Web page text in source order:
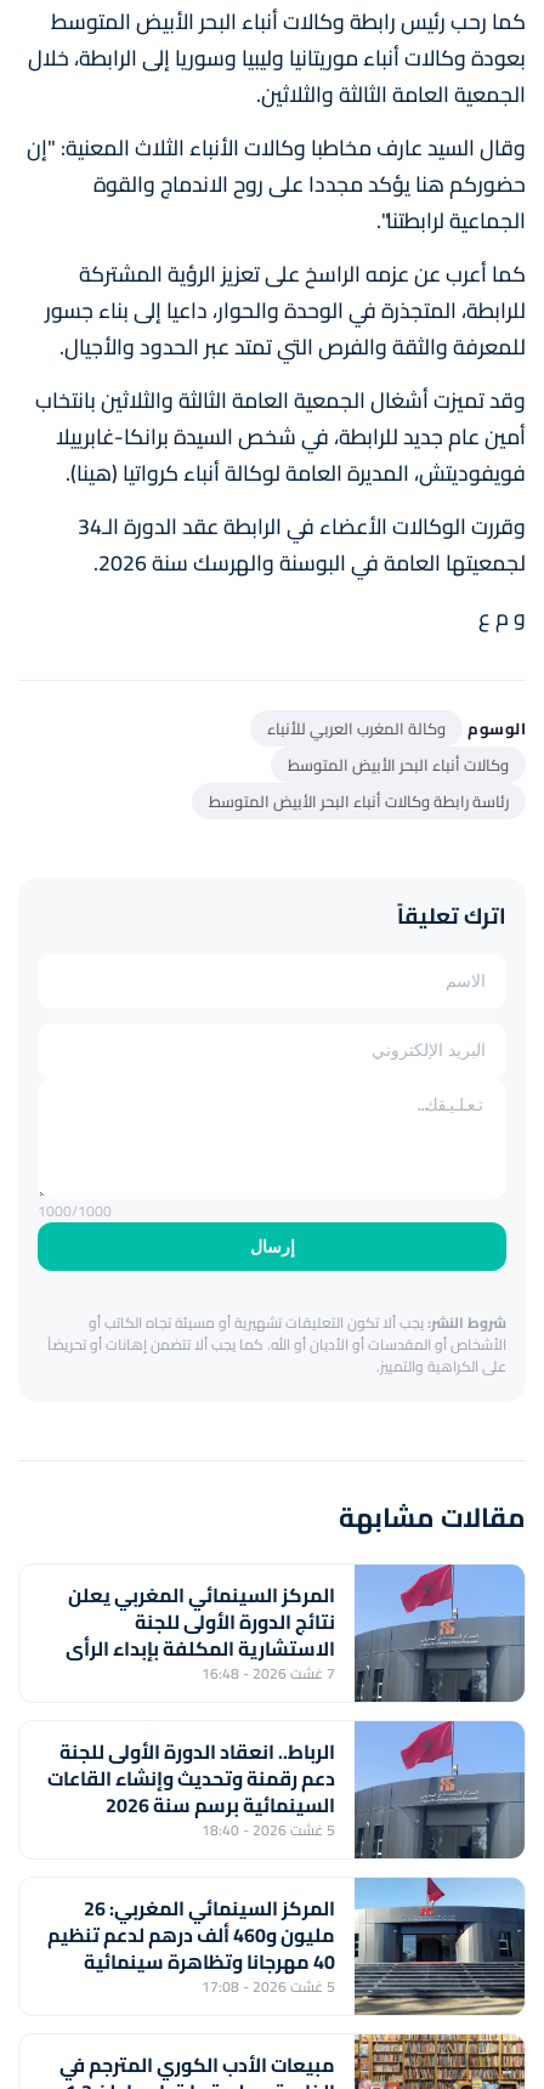
كما رحب رئيس رابطة وكالات أنباء البحر الأبيض المتوسط
بعودة وكالات أنباء موريتانيا وليبيا وسوريا إلى الرابطة، خلال
الجمعية العامة الثالثة والثلاثين.
وقال السيد عارف مخاطبا وكالات الأنباء الثلاث المعنية: "إن
حضوركم هنا يؤكد مجددا على روح الاندماج والقوة
الجماعية لرابطتنا".
كما أعرب عن عزمه الراسخ على تعزيز الرؤية المشتركة
للرابطة، المتجذرة في الوحدة والحوار، داعيا إلى بناء جسور
للمعرفة والثقة والفرص التي تمتد عبر الحدود والأجيال.
وقد تميزت أشغال الجمعية العامة الثالثة والثلاثين بانتخاب
أمين عام جديد للرابطة، في شخص السيدة برانكا-غابرييلا
فويفوديتش، المديرة العامة لوكالة أنباء كرواتيا (هينا).
وقررت الوكالات الأعضاء في الرابطة عقد الدورة الـ34
لجمعيتها العامة في البوسنة والهرسك سنة 2026.
و م ع
الوسوم
وكالة المغرب العربي للأنباء
وكالات أنباء البحر الأبيض المتوسط
رئاسة رابطة وكالات أنباء البحر الأبيض المتوسط
اترك تعليقاً
إرسال
1000/1000
شروط النشر:يجب ألا تكون التعليقات تشهيرية أو مسيئة تجاه الكاتب أو
الأشخاص أو المقدسات أو الأديان أو الله. كما يجب ألا تتضمن إهانات أو تحريضاً
على الكراهية والتمييز.
مقالات مشابهة
المركز السينمائي المغربي يعلن
نتائج الدورة الأولى للجنة
الاستشارية المكلفة بإبداء الرأي
بشأن تسليم بطاقة المهني
7 غشت 2026 - 16:48
الرباط.. انعقاد الدورة الأولى للجنة
دعم رقمنة وتحديث وإنشاء القاعات
السينمائية برسم سنة 2026
5 غشت 2026 - 18:40
المركز السينمائي المغربي: 26
مليون و460 ألف درهم لدعم تنظيم
40 مهرجانا وتظاهرة سينمائية
5 غشت 2026 - 17:08
مبيعات الأدب الكوري المترجم في